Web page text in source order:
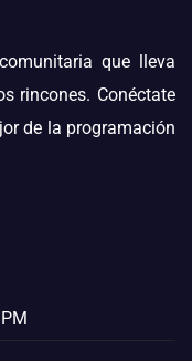
que lleva
rincones. Conéctate
de la programación